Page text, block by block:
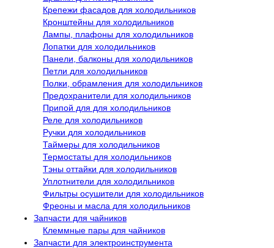
Крепежи фасадов для холодильников
Кронштейны для холодильников
Лампы, плафоны для холодильников
Лопатки для холодильников
Панели, балконы для холодильников
Петли для холодильников
Полки, обрамления для холодильников
Предохранители для холодильников
Припой для для холодильников
Реле для холодильников
Ручки для холодильников
Таймеры для холодильников
Термостаты для холодильников
Тэны оттайки для холодильников
Уплотнители для холодильников
Фильтры осушители для холодильников
Фреоны и масла для холодильников
Запчасти для чайников
Клеммные пары для чайников
Запчасти для электроинструмента